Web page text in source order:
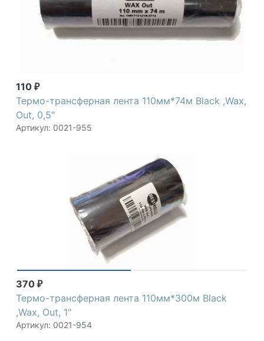
110 ₽
Термо-трансферная лента 110мм*74м Black ,Wax,
Out, 0,5"
Артикул: 0021-955
370 ₽
Термо-трансферная лента 110мм*300м Black
,Wax, Out, 1"
Артикул: 0021-954